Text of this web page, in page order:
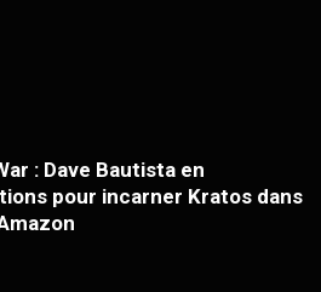
: Dave Bautista en
pour incarner Kratos dans